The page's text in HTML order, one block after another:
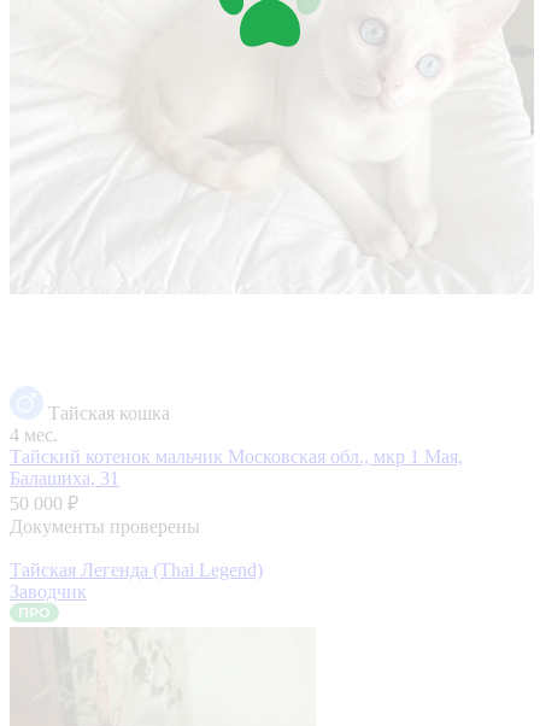
Тайская кошка
4 мес.
Тайский котенок мальчик Московская обл., мкр 1 Мая,
Балашиха, 31
50 000 ₽
Документы проверены
Тайская Легенда (Thai Legend)
Заводчик